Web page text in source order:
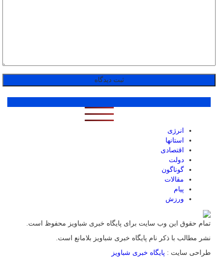
انرژی
استانها
اقتصادی
دولت
گوناگون
مقالات
پیام
ورزش
تمام حقوق این وب سایت برای پایگاه خبری شباویز محفوظ است.
نشر مطالب با ذکر نام پایگاه خبری شباویز بلامانع است.
طراحی سایت : پایگاه خبری شباویز